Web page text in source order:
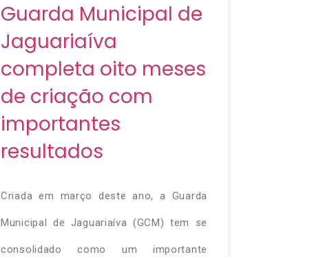
Guarda Municipal de
Jaguariaíva
completa oito meses
de criação com
importantes
resultados
Criada em março deste ano, a Guarda
Municipal de Jaguariaíva (GCM) tem se
consolidado como um importante